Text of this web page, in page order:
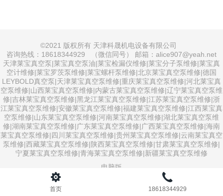
©2021 版权所有 天津科晟机电设备有限公司
咨询热线：18618344929 （微信同号） 邮箱：alice907@yeah.net
天津莱宝真空泵|莱宝真空泵油|莱宝检漏仪维修|莱宝分子泵维修|莱宝真
空计维修|莱宝罗茨泵维修|莱宝螺杆泵维修|北京莱宝真空泵维修|德国
LEYBOLD真空泵|天津莱宝真空泵维修|重庆莱宝真空泵维修|河北莱宝真
空泵维修|山西莱宝真空泵维修|内蒙古莱宝真空泵维修|辽宁莱宝真空泵维
修|吉林莱宝真空泵维修|黑龙江莱宝真空泵维修|江苏莱宝真空泵维修|浙
江莱宝真空泵维修|安徽莱宝真空泵维修|福建莱宝真空泵维修|江西莱宝真
空泵维修|山东莱宝真空泵维修|河南莱宝真空泵维修|湖北莱宝真空泵维
修|湖南莱宝真空泵维修|广东莱宝真空泵维修|广西莱宝真空泵维修|海南
莱宝真空泵维修|四川莱宝真空泵维修|贵州莱宝真空泵维修|云南莱宝真空
泵维修|西藏莱宝真空泵维修|陕西莱宝真空泵维修|甘肃莱宝真空泵维修|
宁夏莱宝真空泵维修|青海莱宝真空泵维修|新疆莱宝真空泵维修
电脑版
首页 18618344929